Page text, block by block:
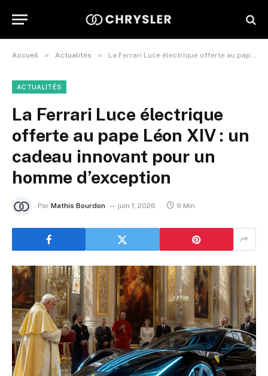
Accueil » Actualités » La Ferrari Luce électrique offerte au pape Léon XIV : un cadeau innovant pour un homme d’exception
ACTUALITÉS
La Ferrari Luce électrique
offerte au pape Léon XIV : un
cadeau innovant pour un
homme d’exception
Par Mathis Bourdon juin 1, 2026 9 Min